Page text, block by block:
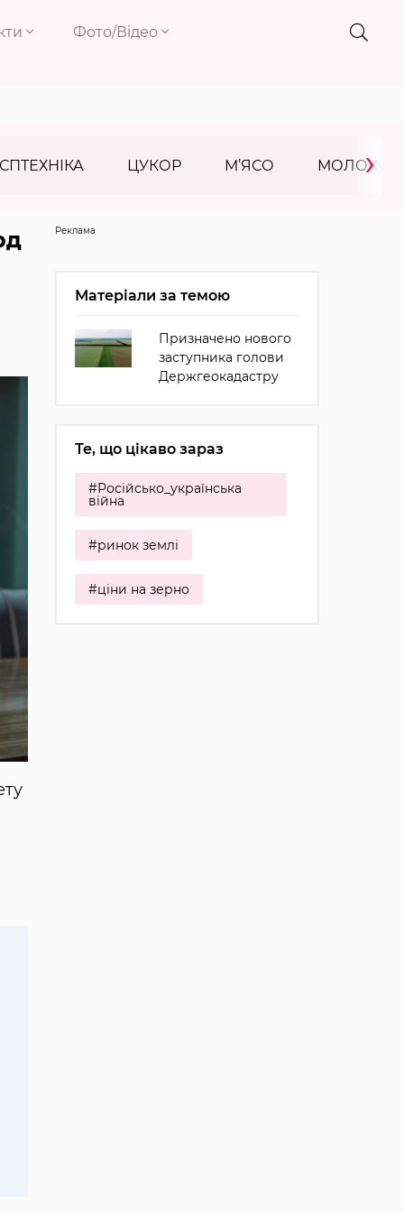
Фото/Відео
ЦУКОР М’ЯСО МОЛОКО
›
Реклама
Матеріали за темою
Призначено нового
заступника голови
Держгеокадастру
Те, що цікаво зараз
#Російсько_українська
війна
#ринок землі
#ціни на зерно